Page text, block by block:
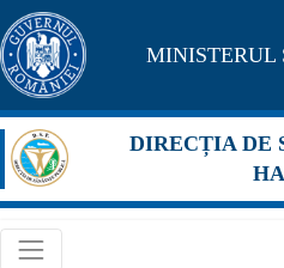
Pagina
maghiară
se
află
în
DIRECȚIA DE